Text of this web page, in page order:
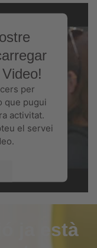
per
que pugui
activitat.
el servei
ja està